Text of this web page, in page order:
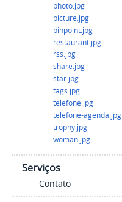
photo.jpg
picture.jpg
pinpoint.jpg
restaurant.jpg
rss.jpg
share.jpg
star.jpg
tags.jpg
telefone.jpg
telefone-agenda.jpg
trophy.jpg
woman.jpg
Serviços
Contato